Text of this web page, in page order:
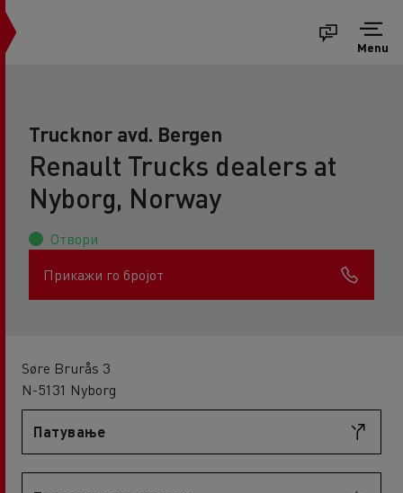
Menu
Trucknor avd. Bergen
Renault Trucks dealers at
Nyborg, Norway
Отвори
Прикажи го бројот
Søre Brurås 3
N-5131 Nyborg
Патување